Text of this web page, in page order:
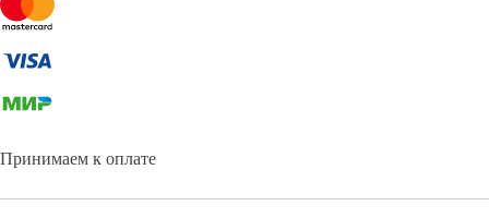
Принимаем к оплате